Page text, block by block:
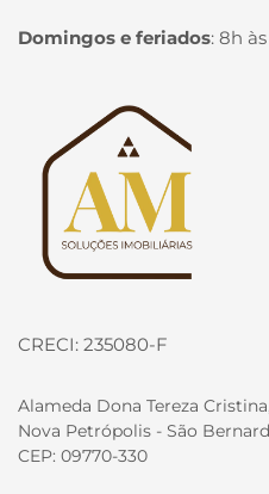
Domingos e feriados: 8h às
Página inicial
CRECI: 235080-F
Alameda Dona Tereza
Nova Petrópolis - São
CEP: 09770-330